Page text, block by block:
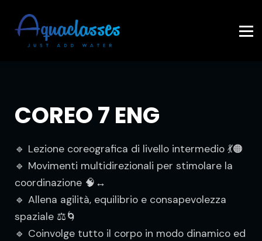
Accedi
COREO 7 ENG
🔹 Lezione coreografica di livello intermedio 💃🟠
🔹 Movimenti multidirezionali per stimolare la
coordinazione 🧠↔️
🔹 Allena agilità, equilibrio e consapevolezza
spaziale ⚖️🌀
🔹 Coinvolge tutto il corpo in modo dinamico ed